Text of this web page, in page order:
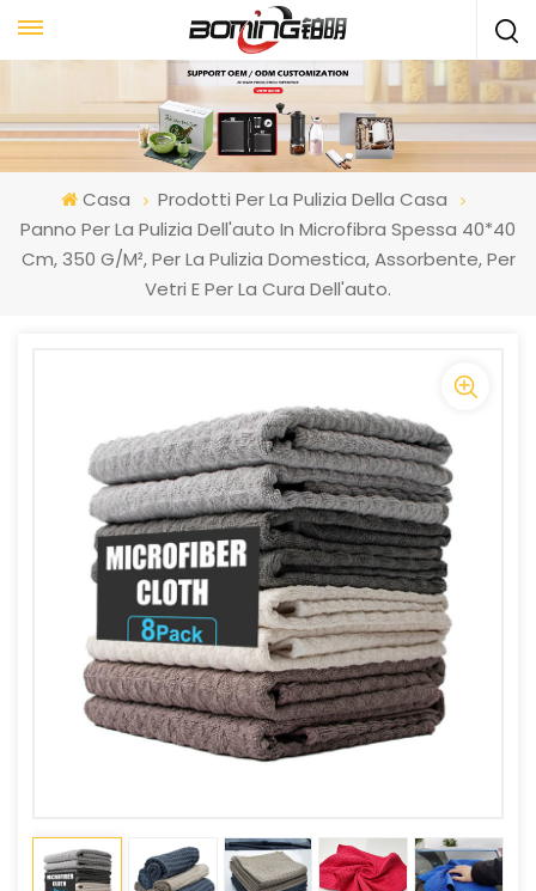
Casa
Prodotti Per La Pulizia Della Casa
Panno Per La Pulizia Dell'auto In Microfibra Spessa 40*40
Cm, 350 G/m², Per La Pulizia Domestica, Assorbente, Per
Vetri E Per La Cura Dell'auto.